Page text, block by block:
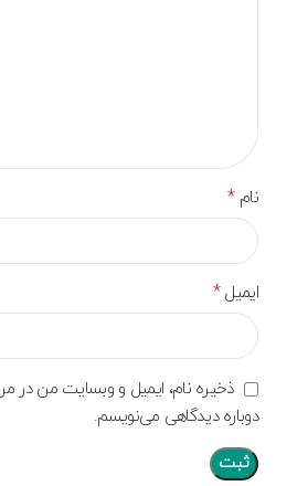
نام*
ایمیل*
ذخیره نام، ایمیل و وبسایت من در
دوباره دیدگاهی می‌نویسم.